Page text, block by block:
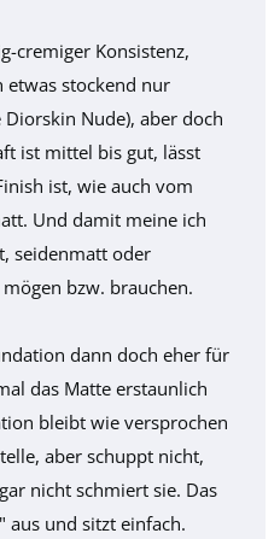
cremiger Konsistenz,
etwas stockend nur
Nude), aber doch
ist mittel bis gut, lässt
ist, wie auch vom
Und damit meine ich
seidenmatt oder
bzw. brauchen.
dann doch eher für
das Matte erstaunlich
bleibt wie versprochen
aber schuppt nicht,
nicht schmiert sie. Das
und sitzt einfach.